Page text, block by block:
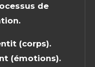
de
(corps).
(émotions).